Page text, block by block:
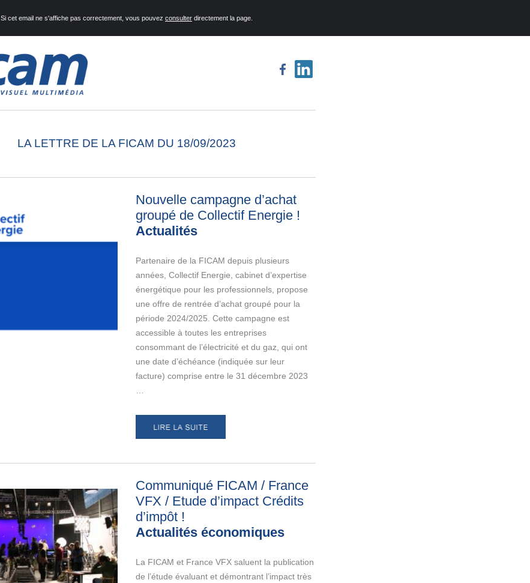
Si cet email ne s'affiche pas correctement, vous pouvez consulter directement la page.
LA LETTRE DE LA FICAM DU 18/09/2023
Nouvelle campagne d’achat
groupé de Collectif Energie !
Actualités
Partenaire de la FICAM depuis plusieurs
années, Collectif Energie, cabinet d’expertise
énergétique pour les professionnels, propose
une offre de rentrée d’achat groupé pour la
période 2024/2025. Cette campagne est
accessible à toutes les entreprises
consommant de l’électricité et du gaz, qui ont
une date d’échéance (indiquée sur leur
facture) comprise entre le 31 décembre 2023
Communiqué FICAM / France
VFX / Etude d’impact Crédits
d’impôt !
Actualités économiques
La FICAM et France VFX saluent la publication
de l’étude évaluant et démontrant l’impact très